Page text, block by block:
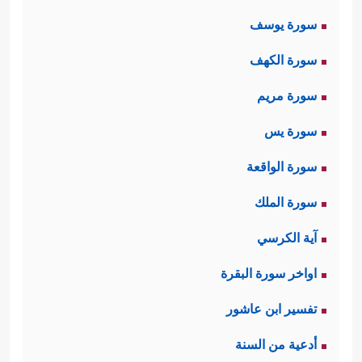
مجالات اللغو واللهو والعبث، مع ما في
اللغو خاصَّةً من تكدير القلوب، وتعميق
الفجوات، وإثارة النزعات، مما لا يتوافق
مع رسالة المؤمن الصادق في هذه
الأرض.
ثالثًا: أداء الزكاة
لتهذيب النفس أولًا من الشُحِِّ والجشعِ
سورة يوسف
سورة الكهف
سورة مريم
سورة يس
سورة الواقعة
سورة الملك
آية الكرسي
اواخر سورة البقرة
تفسير ابن عاشور
أدعية من السنة